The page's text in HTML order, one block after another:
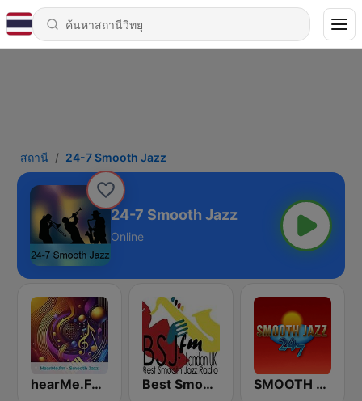
สถานี 24-7 Smooth Jazz
24-7 Smooth Jazz
Online
hearMe.FM Smooth Jazz Best Smooth Jazz SMOOTH JAZZ 24/7 UK